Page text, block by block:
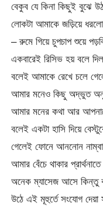
বেকুব যে কিনা কিছুই বুঝে
লোকটা আমাকে জড়িয়ে ধরলো
– রুমে গিয়ে চুপচাপ শুয়ে
একবারেই রিসিভ হয় বলে
বলেই আমাকে রেখে চলে
আমার মনেও কিছু অদ্ভুত
আমার মনের কথা আর
বলেই একটা হাসি দিয়ে
গেলেই ফোনে আননোন
আমার বেঁচে থাকার
অনেক ম্যাসেজ আসে কিন্তু
উঠে এই মূহুর্তে সংযোগ